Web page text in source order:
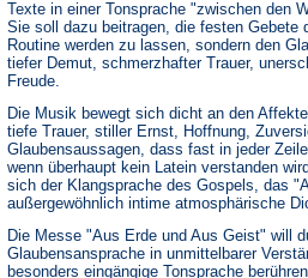
Texte in einer Tonsprache "zwischen den
Sie soll dazu beitragen, die festen Gebete
Routine werden zu lassen, sondern den
tiefer Demut, schmerzhafter Trauer,
Freude.
Die Musik bewegt sich dicht an den
tiefe Trauer, stiller Ernst, Hoffnung,
Glaubensaussagen, dass fast in jeder
wenn überhaupt kein Latein verstanden
sich der Klangsprache des Gospels, das
außergewöhnlich intime atmosphärische
Die Messe "Aus Erde und Aus Geist" will
Glaubensansprache in unmittelbarer
besonders eingängige Tonsprache